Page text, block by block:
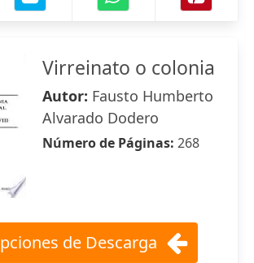
Virreinato o colonia
Autor: Fausto Humberto
Alvarado Dodero
Número de Páginas: 268
de Descarga